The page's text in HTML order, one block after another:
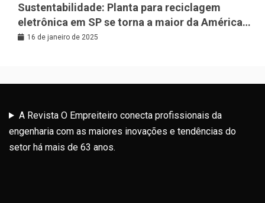
Sustentabilidade: Planta para reciclagem
eletrônica em SP se torna a maior da América
Latina
16 de janeiro de 2025
A Revista O Empreiteiro conecta profissionais da
engenharia com as maiores inovações e tendências do
setor há mais de 63 anos.